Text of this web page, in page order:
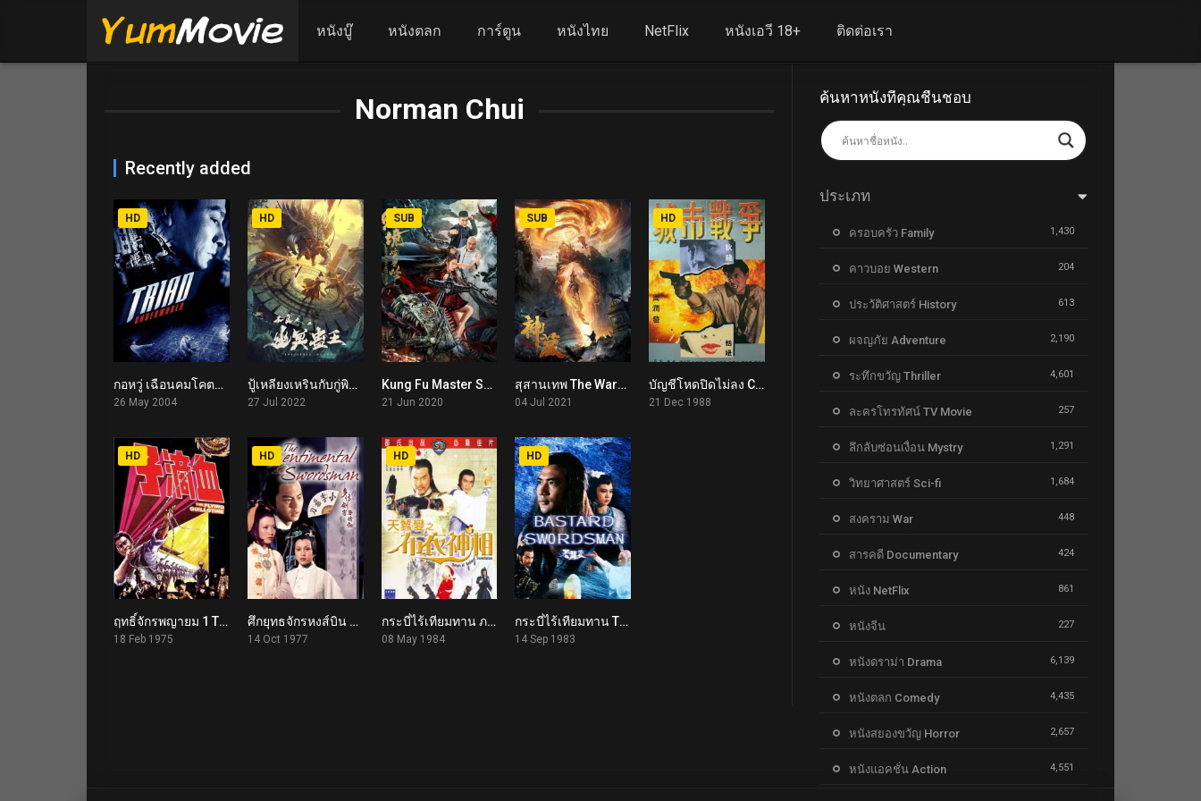
หนังบู๊ หนังตลก การ์ตูน หนังไทย NetFlix หนังเอวี 18+ ติดต่อเรา
Norman Chui
Recently added
6.2
HD
กอหวู่ เฉือนคมโคตรเจ้าพ่อ Jiang Hu (2004)
26 May 2004
5.5
HD
ปู้เหลียงเหรินกับกู่พิษปีศาจ Invisible Guard (2022)
27 Jul 2022
5.4
SUB
Kung Fu Master Su (2020)
21 Jun 2020
5.5
SUB
สุสานเทพ The Warrior From Sky (2021)
04 Jul 2021
6.4
HD
บัญชีโหดปิดไม่ลง City War (1988)
21 Dec 1988
6.7
HD
ฤทธิ์จักรพญายม 1 The Flying Guillotine (1975)
18 Feb 1975
6.6
HD
ศึกยุทธจักรหงส์บิน The Sentimental Swordsman (1977)
14 Oct 1977
6.4
HD
กระบี่ไร้เทียมทาน ภาค 2 Return of the Bastard Swordsman (1984)
08 May 1984
7.0
HD
กระบี่ไร้เทียมทาน The Bastard Swordsman (1983)
14 Sep 1983
ค้นหาหนังที่คุณชื่นชอบ
ประเภท
ครอบครัว Family 1,430
คาวบอย Western 204
ประวัติศาสตร์ History 613
ผจญภัย Adventure 2,190
ระทึกขวัญ Thriller 4,601
ละครโทรทัศน์ TV Movie 257
ลึกลับซ่อนเงื่อน Mystry 1,291
วิทยาศาสตร์ Sci-fi 1,684
สงคราม War 448
สารคดี Documentary 424
หนัง NetFlix 861
หนังจีน 227
หนังดราม่า Drama 6,139
หนังตลก Comedy 4,435
หนังสยองขวัญ Horror 2,657
หนังแอคชั่น Action 4,551